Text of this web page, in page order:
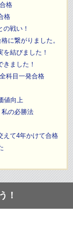
格
格
の戦い！
に繋がりました。
を結びました！
ました！
科目一発合格
値向上
私の必勝法
えて4年かけて合格
！